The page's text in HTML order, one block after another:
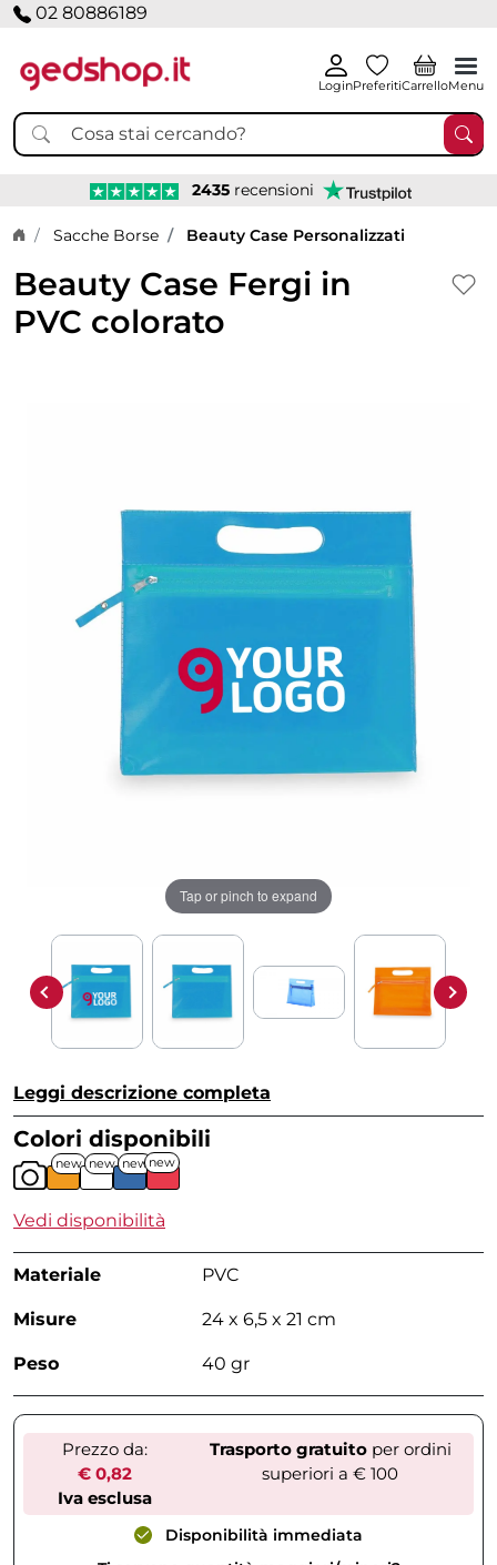
02 80886189
LoginPreferitiCarrelloMenu
2435 recensioni
Home page
Sacche Borse Beauty Case Personalizzati
Beauty Case Fergi in
PVC colorato
Tap or pinch to expand
Leggi descrizione completa
Colori disponibili
new new new new
Vedi disponibilità
Materiale PVC
Misure 24 x 6,5 x 21 cm
Peso 40 gr
Prezzo da:
€ 0,82
Iva esclusa
Trasporto gratuitoper ordini
superiori a € 100
Disponibilità immediata